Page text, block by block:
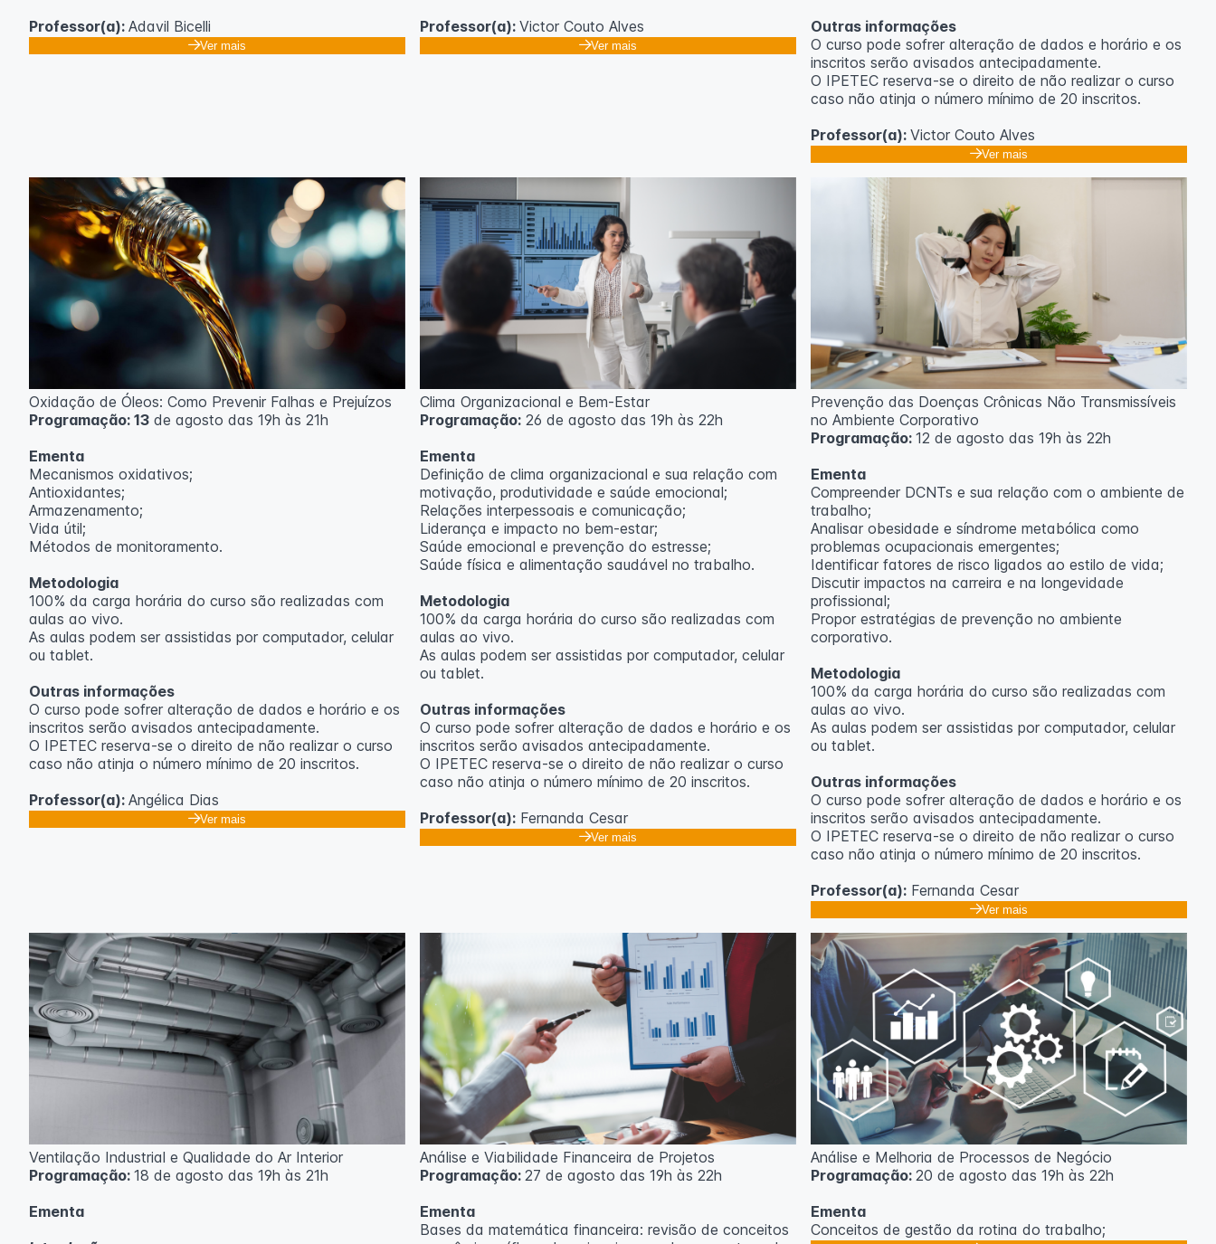
Professor(a): Adavil Bicelli
Ver mais
Professor(a): Victor Couto Alves
Ver mais
Outras informações
O curso pode sofrer alteração de dados e horário e os
inscritos serão avisados ​​antecipadamente.
O IPETEC reserva-se o direito de não realizar o curso
caso não atinja o número mínimo de 20 inscritos.
Professor(a): Victor Couto Alves
Ver mais
Oxidação de Óleos: Como Prevenir Falhas e Prejuízos
Programação: 13 de agosto das 19h às 21h
Ementa
Mecanismos oxidativos;
Antioxidantes;
Armazenamento;
Vida útil;
Métodos de monitoramento.
Metodologia
100% da carga horária do curso são realizadas com
aulas ao vivo.
As aulas podem ser assistidas por computador, celular
ou tablet.
Outras informações
O curso pode sofrer alteração de dados e horário e os
inscritos serão avisados ​​antecipadamente.
O IPETEC reserva-se o direito de não realizar o curso
caso não atinja o número mínimo de 20 inscritos.
Professor(a): Angélica Dias
Ver mais
Clima Organizacional e Bem-Estar
Programação:26 de agosto das 19h às 22h
Ementa
Definição de clima organizacional e sua relação com
motivação, produtividade e saúde emocional;
Relações interpessoais e comunicação;
Liderança e impacto no bem-estar;
Saúde emocional e prevenção do estresse;
Saúde física e alimentação saudável no trabalho.
Metodologia
100% da carga horária do curso são realizadas com
aulas ao vivo.
As aulas podem ser assistidas por computador, celular
ou tablet.
Outras informações
O curso pode sofrer alteração de dados e horário e os
inscritos serão avisados ​​antecipadamente.
O IPETEC reserva-se o direito de não realizar o curso
caso não atinja o número mínimo de 20 inscritos.
Professor(a):Fernanda Cesar
Ver mais
Prevenção das Doenças Crônicas Não Transmissíveis
no Ambiente Corporativo
Programação: 12 de agosto das 19h às 22h
Ementa
Compreender DCNTs e sua relação com o ambiente de
trabalho;
Analisar obesidade e síndrome metabólica como
problemas ocupacionais emergentes;
Identificar fatores de risco ligados ao estilo de vida;
Discutir impactos na carreira e na longevidade
profissional;
Propor estratégias de prevenção no ambiente
corporativo.
Metodologia
100% da carga horária do curso são realizadas com
aulas ao vivo.
As aulas podem ser assistidas por computador, celular
ou tablet.
Outras informações
O curso pode sofrer alteração de dados e horário e os
inscritos serão avisados ​​antecipadamente.
O IPETEC reserva-se o direito de não realizar o curso
caso não atinja o número mínimo de 20 inscritos.
Professor(a):Fernanda Cesar
Ver mais
Ventilação Industrial e Qualidade do Ar Interior
Programação: 18 de agosto das 19h às 21h
Ementa
Análise e Viabilidade Financeira de Projetos
Programação: 27 de agosto das 19h às 22h
Ementa
Bases da matemática financeira: revisão de conceitos
Análise e Melhoria de Processos de Negócio
Programação: 20 de agosto das 19h às 22h
Ementa
Conceitos de gestão da rotina do trabalho;